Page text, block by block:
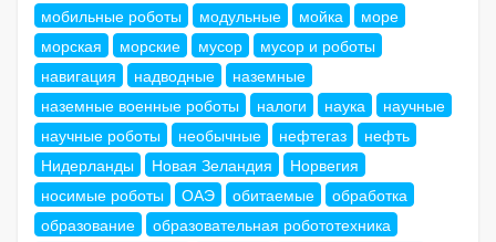
мобильные роботы
модульные мойка
море
морская
морские мусор
мусор и роботы
навигация
надводные
наземные
наземные военные роботы
налоги наука
научные
научные роботы
необычные нефтегаз
нефть
Нидерланды
Новая Зеландия
Норвегия
носимые роботы
ОАЭ обитаемые
обработка
образование
образовательная робототехника